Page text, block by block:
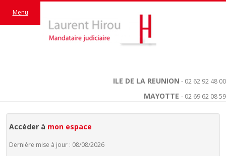
ILE DE LA REUNION - 02 62 92 48 00
MAYOTTE - 02 69 62 08 59
Menu
Accéder à mon espace
Dernière mise à jour : 08/08/2026